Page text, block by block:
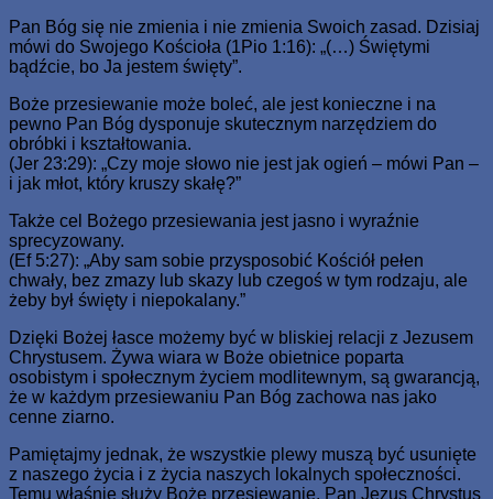
Pan Bóg się nie zmienia i nie zmienia Swoich zasad. Dzisiaj
mówi do Swojego Kościoła (1Pio 1:16): „(…) Świętymi
bądźcie, bo Ja jestem święty”.
Boże przesiewanie może boleć, ale jest konieczne i na
pewno Pan Bóg dysponuje skutecznym narzędziem do
obróbki i kształtowania.
(Jer 23:29): „Czy moje słowo nie jest jak ogień – mówi Pan –
i jak młot, który kruszy skałę?”
Także cel Bożego przesiewania jest jasno i wyraźnie
sprecyzowany.
(Ef 5:27): „Aby sam sobie przysposobić Kościół pełen
chwały, bez zmazy lub skazy lub czegoś w tym rodzaju, ale
żeby był święty i niepokalany.”
Dzięki Bożej łasce możemy być w bliskiej relacji z Jezusem
Chrystusem. Żywa wiara w Boże obietnice poparta
osobistym i społecznym życiem modlitewnym, są gwarancją,
że w każdym przesiewaniu Pan Bóg zachowa nas jako
cenne ziarno.
Pamiętajmy jednak, że wszystkie plewy muszą być usunięte
z naszego życia i z życia naszych lokalnych społeczności.
Temu właśnie służy Boże przesiewanie. Pan Jezus Chrystus